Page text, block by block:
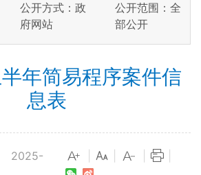
公开方式：政
府网站
公开范围：全
部公开
年简易程序案件信
息表
2025-